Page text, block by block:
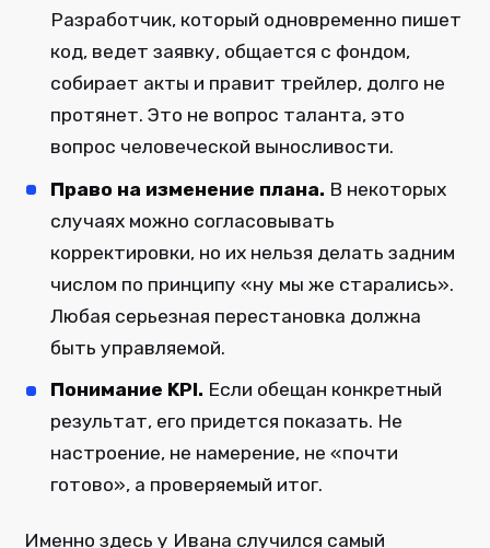
Разработчик, который одновременно пишет
код, ведет заявку, общается с фондом,
собирает акты и правит трейлер, долго не
протянет. Это не вопрос таланта, это
вопрос человеческой выносливости.
Право на изменение плана. В некоторых
случаях можно согласовывать
корректировки, но их нельзя делать задним
числом по принципу «ну мы же старались».
Любая серьезная перестановка должна
быть управляемой.
Понимание KPI. Если обещан конкретный
результат, его придется показать. Не
настроение, не намерение, не «почти
готово», а проверяемый итог.
Именно здесь у Ивана случился самый